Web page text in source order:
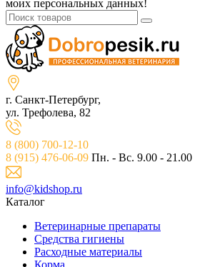
моих персональных данных!
г. Санкт-Петербург,
ул. Трефолева, 82
8 (800) 700-12-10
8 (915) 476-06-09 Пн. - Вс. 9.00 - 21.00
info@kidshop.ru
Каталог
Ветeринарные препараты
Средства гигиены
Расходные материалы
Корма